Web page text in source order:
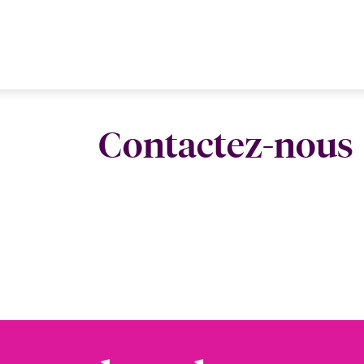
Contactez-nous